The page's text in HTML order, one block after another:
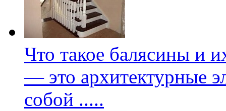
Что такое балясины и
— это архитектурные
собой .....